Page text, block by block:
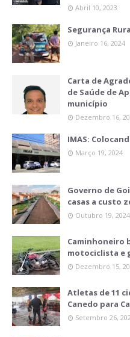
Abril 10, 2023
Segurança
Janeiro 16, 2024
Carta de
de Saúde de
município
Dezembro 16,
IMAS:
Março 19, 2024
Governo de
casas a custo
Outubro 19, 2024
Caminhoneiro
motociclista e
Dezembro 15,
Atletas de 11
Canedo para
Setembro 26,